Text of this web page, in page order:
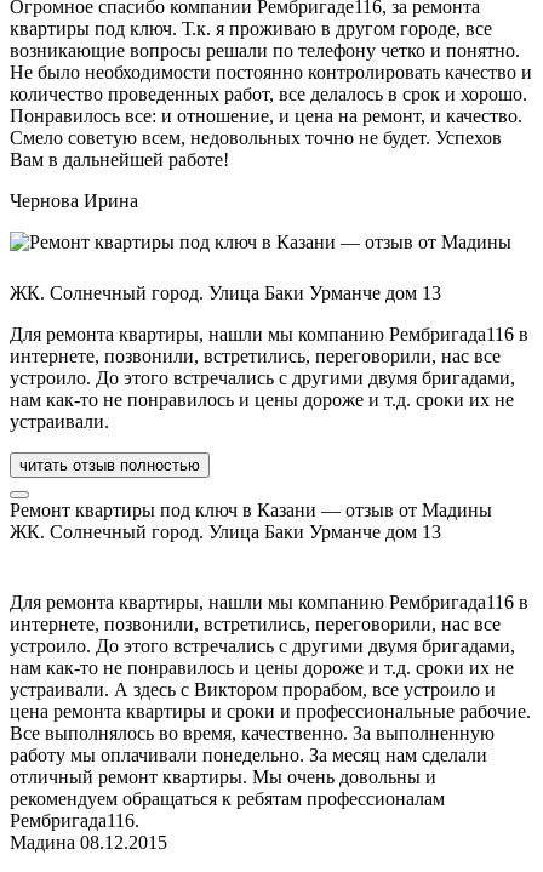
Огромное спасибо компании Рембригаде116, за ремонта
квартиры под ключ. Т.к. я проживаю в другом городе, все
возникающие вопросы решали по телефону четко и понятно.
Не было необходимости постоянно контролировать качество и
количество проведенных работ, все делалось в срок и хорошо.
Понравилось все: и отношение, и цена на ремонт, и качество.
Смело советую всем, недовольных точно не будет. Успехов
Вам в дальнейшей работе!
Чернова Ирина
ЖК. Солнечный город. Улица Баки Урманче дом 13
Для ремонта квартиры, нашли мы компанию Рембригада116 в
интернете, позвонили, встретились, переговорили, нас все
устроило. До этого встречались с другими двумя бригадами,
нам как-то не понравилось и цены дороже и т.д. сроки их не
устраивали.
читать отзыв полностью
Ремонт квартиры под ключ в Казани — отзыв от Мадины
ЖК. Солнечный город. Улица Баки Урманче дом 13
Для ремонта квартиры, нашли мы компанию Рембригада116 в
интернете, позвонили, встретились, переговорили, нас все
устроило. До этого встречались с другими двумя бригадами,
нам как-то не понравилось и цены дороже и т.д. сроки их не
устраивали. А здесь с Виктором прорабом, все устроило и
цена ремонта квартиры и сроки и профессиональные рабочие.
Все выполнялось во время, качественно. За выполненную
работу мы оплачивали понедельно. За месяц нам сделали
отличный ремонт квартиры. Мы очень довольны и
рекомендуем обращаться к ребятам профессионалам
Рембригада116.
Мадина 08.12.2015